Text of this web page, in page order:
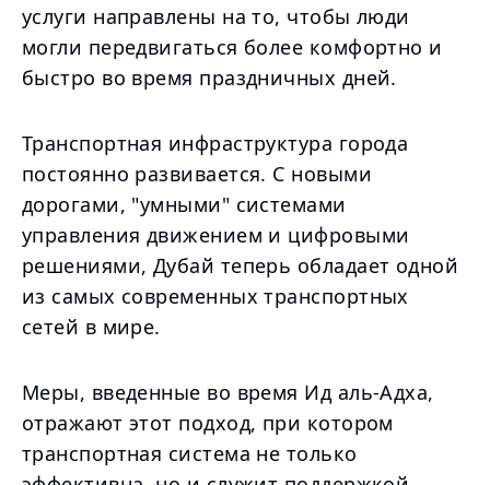
услуги направлены на то, чтобы люди
могли передвигаться более комфортно и
быстро во время праздничных дней.
Транспортная инфраструктура города
постоянно развивается. С новыми
дорогами, "умными" системами
управления движением и цифровыми
решениями, Дубай теперь обладает одной
из самых современных транспортных
сетей в мире.
Меры, введенные во время Ид аль-Адха,
отражают этот подход, при котором
транспортная система не только